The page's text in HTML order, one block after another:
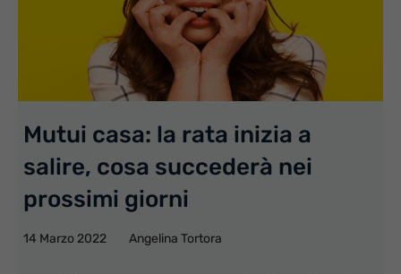
Mutui casa: la rata inizia a
salire, cosa succederà nei
prossimi giorni
14 Marzo 2022 Angelina Tortora